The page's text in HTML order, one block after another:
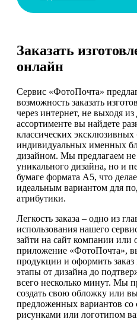
Заказать
онлайн
Сервис «ФотоПочта»
возможность заказать
через интернет, не выходя
ассортименте вы найдете
классических эксклюзивных
индивидуальных именных
дизайном. Мы предлагаем не
уникального дизайна, но и
бумаге формата А5, что
идеальным вариантом для
атрибутики.
Легкость заказа – одно из
использования нашего
зайти на сайт компании или
приложение «ФотоПочта»,
продукции и оформить заказ
этапы от дизайна до
всего несколько минут. Мы
создать свою обложку или
предложенных вариантов
рисунками или логотипом